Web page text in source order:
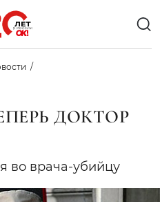
ДОКТОР
во врача-убийцу